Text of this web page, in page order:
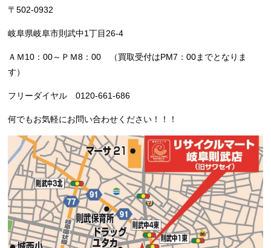
〒502-0932
岐阜県岐阜市則武中1丁目26-4
ＡＭ10：00～ＰＭ8：00 （買取受付はPM7：00までとなりま
す）
フリーダイヤル 0120-661-686
何でもお気軽にお問い合わせください！！！